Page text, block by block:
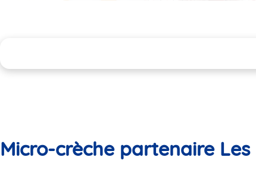
Micro-crèche partenaire Les